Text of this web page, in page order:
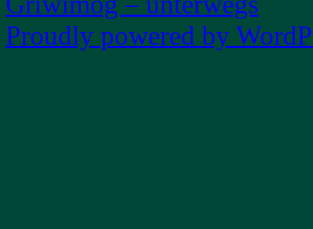
Proudly powered by